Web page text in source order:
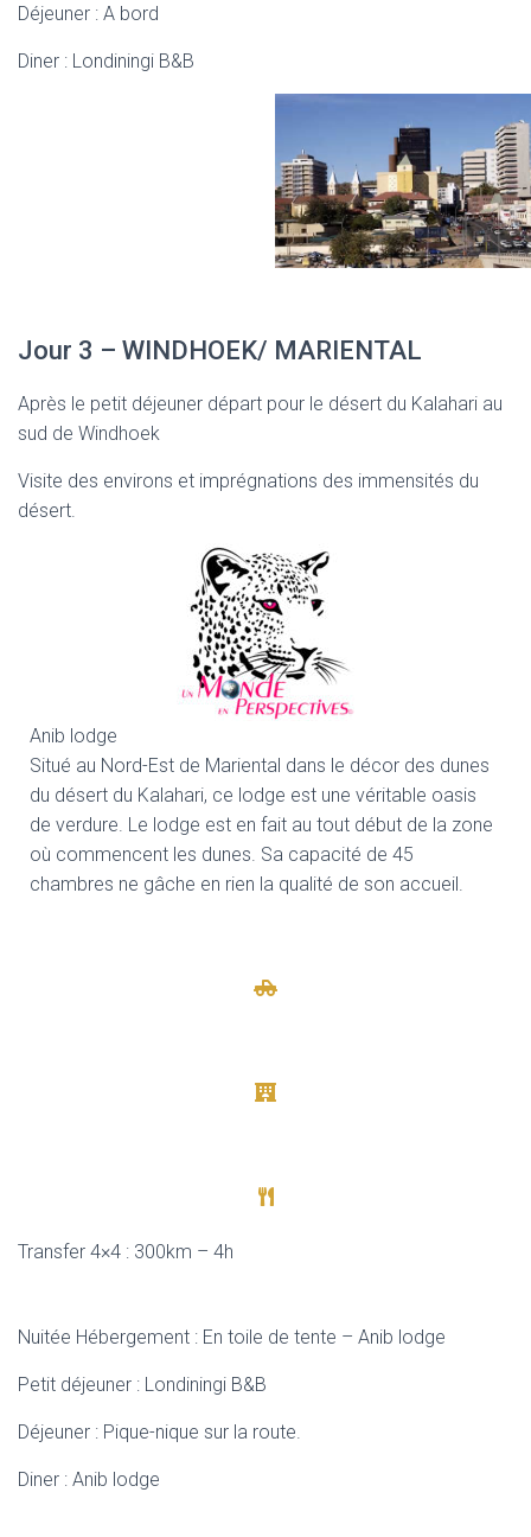
Déjeuner : A bord
Diner : Londiningi B&B
Jour 3 – WINDHOEK/ MARIENTAL
Après le petit déjeuner départ pour le désert du Kalahari au
sud de Windhoek
Visite des environs et imprégnations des immensités du
désert.
Anib lodge
Situé au Nord-Est de Mariental dans le décor des dunes
du désert du Kalahari, ce lodge est une véritable oasis
de verdure. Le lodge est en fait au tout début de la zone
où commencent les dunes. Sa capacité de 45
chambres ne gâche en rien la qualité de son accueil.
Transfer 4×4 : 300km – 4h
Nuitée Hébergement : En toile de tente – Anib lodge
Petit déjeuner : Londiningi B&B
Déjeuner : Pique-nique sur la route.
Diner : Anib lodge